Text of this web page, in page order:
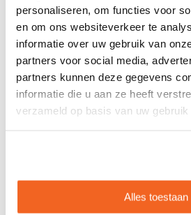
personaliseren, om functies voor
en om ons websiteverkeer te
informatie over uw gebruik van
partners voor social media,
partners kunnen deze gegevens
informatie die u aan ze heeft
verzameld op basis van uw
Alles toestaan
Elektronische navulbare
€ 0,35
Bedrukt geleverd in: 7
Onbedrukt geleverd in: 3